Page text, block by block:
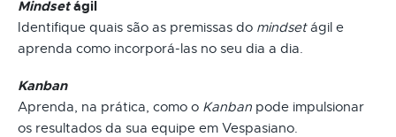
Mindsetágil
Identifique quais são as premissas do mindsetágil e
aprenda como incorporá-las no seu dia a dia.
Kanban
Aprenda, na prática, como o Kanban pode impulsionar
os resultados da sua equipe em Vespasiano.